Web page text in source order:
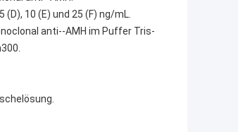
(D), 10 (E) und 25 (F) ng/mL.
anti--AMH im Puffer Tris-